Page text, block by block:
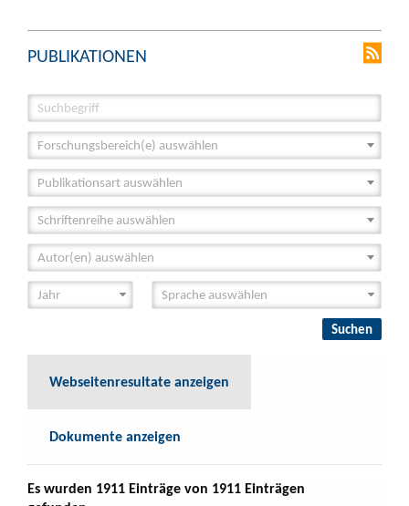
PUBLIKATIONEN
Forschungsbereich(e) auswählen
Publikationsart auswählen
Schriftenreihe auswählen
Autor(en) auswählen
Webseitenresultate anzeigen
Dokumente anzeigen
Es wurden 1911 Einträge von 1911 Einträgen